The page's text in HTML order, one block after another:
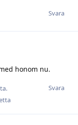
Svara
honom nu.
Svara